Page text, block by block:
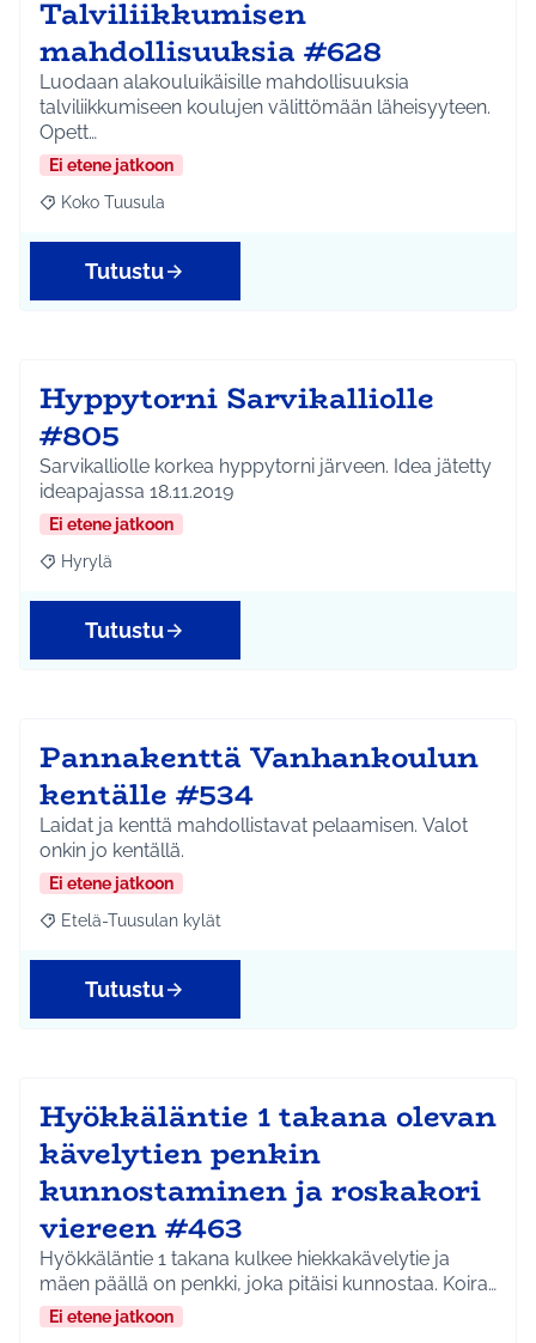
Talviliikkumisen
mahdollisuuksia #628
Luodaan alakouluikäisille mahdollisuuksia
talviliikkumiseen koulujen välittömään läheisyyteen.
Opett…
Ei etene jatkoon
Rajaa tulokset aihepiirin mukaan: Koko Tuusula
Koko Tuusula
Tutustu
Hyppytorni Sarvikalliolle
#805
Sarvikalliolle korkea hyppytorni järveen. Idea jätetty
ideapajassa 18.11.2019
Ei etene jatkoon
Rajaa tulokset aihepiirin mukaan: Hyrylä
Hyrylä
Tutustu
Pannakenttä Vanhankoulun
kentälle #534
Laidat ja kenttä mahdollistavat pelaamisen. Valot
onkin jo kentällä.
Ei etene jatkoon
Rajaa tulokset aihepiirin mukaan: Etelä-Tuusulan kylät
Etelä-Tuusulan kylät
Tutustu
Hyökkäläntie 1 takana olevan
kävelytien penkin
kunnostaminen ja roskakori
viereen #463
Hyökkäläntie 1 takana kulkee hiekkakävelytie ja
mäen päällä on penkki, joka pitäisi kunnostaa. Koira…
Ei etene jatkoon